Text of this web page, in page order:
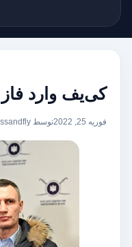
کی‌یف وارد
فوریه 25, 2022 توسط kissandfly